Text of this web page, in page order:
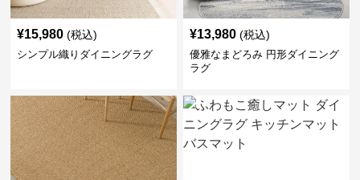
¥15,980 (税込)
シンプル織りダイニングラグ
¥13,980 (税込)
優雅なまどろみ 円形ダイニング
ラグ